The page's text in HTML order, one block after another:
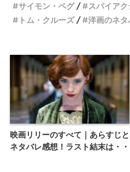
サイモン・ペグ
スパイア
トム・クルーズ
洋画のネ
映画リリーのすべて｜あらすじと
ネタバレ感想！ラスト結末は・・